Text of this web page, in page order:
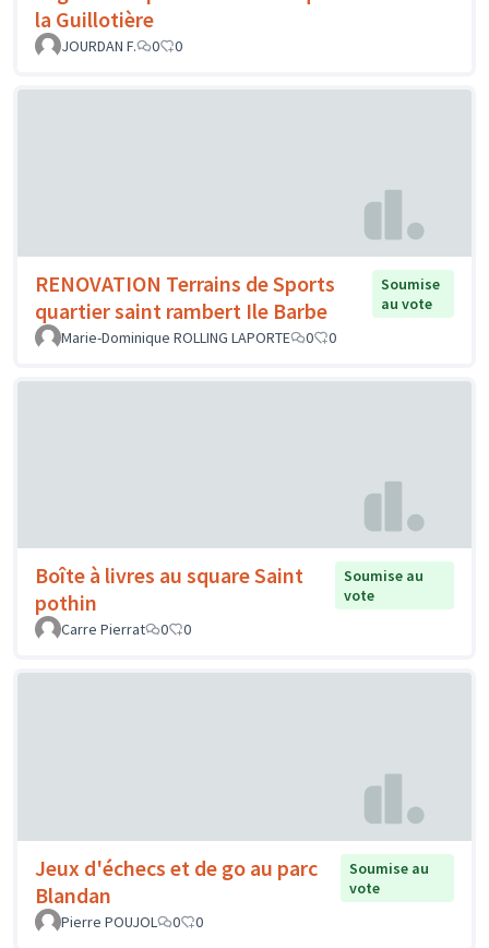
la Guillotière
JOURDAN F. 0 0
RENOVATION Terrains de Sports
quartier saint rambert Ile Barbe
Soumise
au vote
Marie-Dominique ROLLING LAPORTE
0 0
Boîte à livres au square Saint
pothin
Soumise au
vote
Carre Pierrat
0 0
Jeux d'échecs et de go au parc
Blandan
Soumise au
vote
Pierre POUJOL
0 0